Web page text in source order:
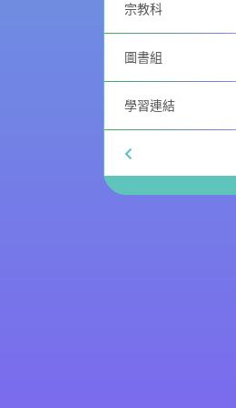
宗教科
圖書組
學習連結